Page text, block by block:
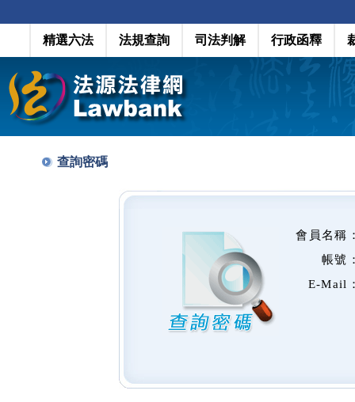
精選六法 法規查詢 司法判解 行政函釋
查詢密碼
會員名稱
帳號
E-Mail